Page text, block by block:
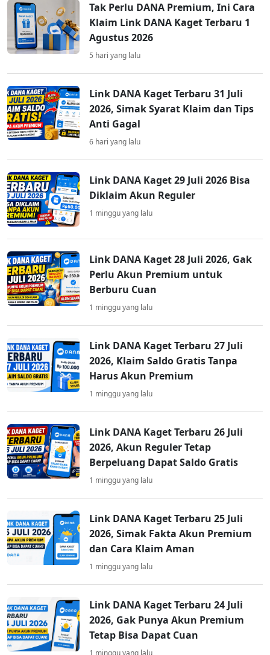
Tak Perlu DANA Premium, Ini Cara
Klaim Link DANA Kaget Terbaru 1
Agustus 2026
5 hari yang lalu
Link DANA Kaget Terbaru 31 Juli
2026, Simak Syarat Klaim dan Tips
Anti Gagal
6 hari yang lalu
Link DANA Kaget 29 Juli 2026 Bisa
Diklaim Akun Reguler
1 minggu yang lalu
Link DANA Kaget 28 Juli 2026, Gak
Perlu Akun Premium untuk
Berburu Cuan
1 minggu yang lalu
Link DANA Kaget Terbaru 27 Juli
2026, Klaim Saldo Gratis Tanpa
Harus Akun Premium
1 minggu yang lalu
Link DANA Kaget Terbaru 26 Juli
2026, Akun Reguler Tetap
Berpeluang Dapat Saldo Gratis
1 minggu yang lalu
Link DANA Kaget Terbaru 25 Juli
2026, Simak Fakta Akun Premium
dan Cara Klaim Aman
1 minggu yang lalu
Link DANA Kaget Terbaru 24 Juli
2026, Gak Punya Akun Premium
Tetap Bisa Dapat Cuan